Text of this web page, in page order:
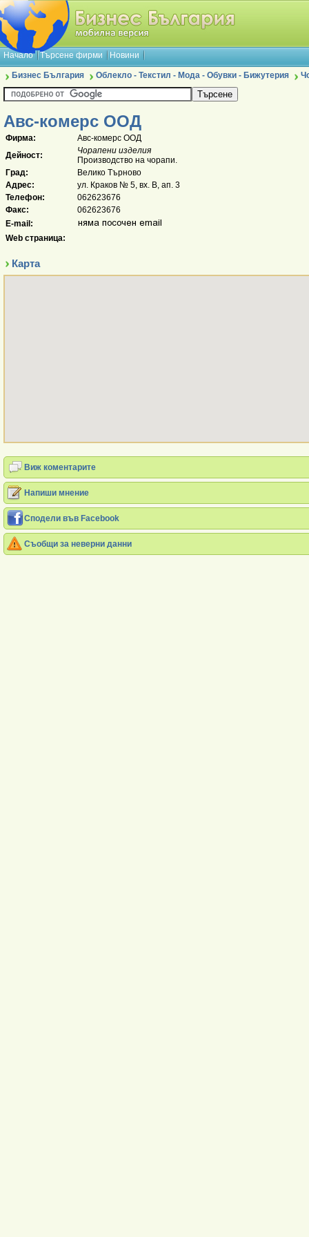
Начало Търсене фирми Новини
Бизнес България Облекло - Текстил - Мода - Обувки - Бижутерия
Авс-комерс ООД
Фирма:
Авс-комерс ООД
Дейност:
Чорапени изделия
Производство на чорапи.
Град:
Велико Търново
Адрес:
ул. Краков № 5, вх. В, ап. 3
Телефон:
062623676
Факс:
062623676
E-mail:
Web страница:
Карта
Виж коментарите
Напиши мнение
Сподели във Facebook
Съобщи за неверни данни